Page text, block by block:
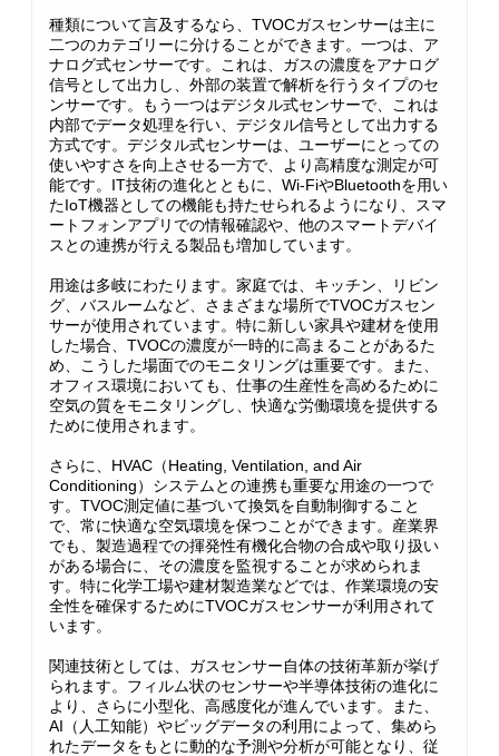
種類について言及するなら、TVOCガスセンサーは主に
二つのカテゴリーに分けることができます。一つは、ア
ナログ式センサーです。これは、ガスの濃度をアナログ
信号として出力し、外部の装置で解析を行うタイプのセ
ンサーです。もう一つはデジタル式センサーで、これは
内部でデータ処理を行い、デジタル信号として出力する
方式です。デジタル式センサーは、ユーザーにとっての
使いやすさを向上させる一方で、より高精度な測定が可
能です。IT技術の進化とともに、Wi-FiやBluetoothを用い
たIoT機器としての機能も持たせられるようになり、スマ
ートフォンアプリでの情報確認や、他のスマートデバイ
スとの連携が行える製品も増加しています。
用途は多岐にわたります。家庭では、キッチン、リビン
グ、バスルームなど、さまざまな場所でTVOCガスセン
サーが使用されています。特に新しい家具や建材を使用
した場合、TVOCの濃度が一時的に高まることがあるた
め、こうした場面でのモニタリングは重要です。また、
オフィス環境においても、仕事の生産性を高めるために
空気の質をモニタリングし、快適な労働環境を提供する
ために使用されます。
さらに、HVAC（Heating, Ventilation, and Air
Conditioning）システムとの連携も重要な用途の一つで
す。TVOC測定値に基づいて換気を自動制御すること
で、常に快適な空気環境を保つことができます。産業界
でも、製造過程での揮発性有機化合物の合成や取り扱い
がある場合に、その濃度を監視することが求められま
す。特に化学工場や建材製造業などでは、作業環境の安
全性を確保するためにTVOCガスセンサーが利用されて
います。
関連技術としては、ガスセンサー自体の技術革新が挙げ
られます。フィルム状のセンサーや半導体技術の進化に
より、さらに小型化、高感度化が進んでいます。また、
AI（人工知能）やビッグデータの利用によって、集めら
れたデータをもとに動的な予測や分析が可能となり、従